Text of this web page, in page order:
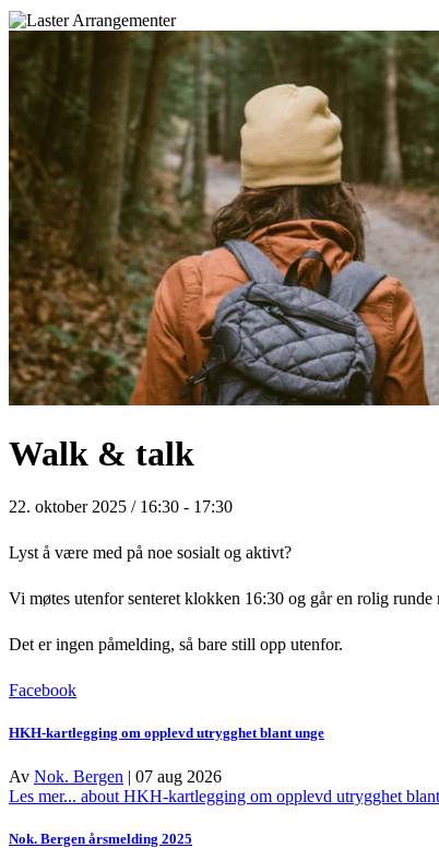
Walk & talk
22. oktober 2025 / 16:30 - 17:30
Lyst å være med på noe sosialt og aktivt?
Vi møtes utenfor senteret klokken 16:30 og går en rolig
Det er ingen påmelding, så bare still opp utenfor.
Facebook
HKH-kartlegging om opplevd utrygghet blant unge
Av Nok. Bergen | 07 aug 2026
Les mer... about HKH-kartlegging om opplevd utrygghet
Nok. Bergen årsmelding 2025